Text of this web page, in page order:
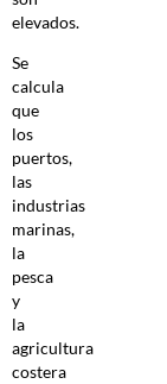
elevados.
Se
calcula
que
los
puertos,
las
industrias
marinas,
la
pesca
y
la
agricultura
costera